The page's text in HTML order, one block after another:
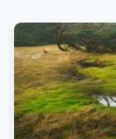
À quelle
Quand les